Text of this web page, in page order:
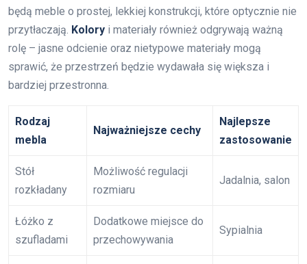
będą meble o prostej, lekkiej konstrukcji, które optycznie nie
przytłaczają. Kolory i materiały również odgrywają ważną
rolę – jasne odcienie oraz nietypowe materiały mogą
sprawić, że przestrzeń będzie wydawała się większa i
bardziej przestronna.
Rodzaj
mebla
Najważniejsze cechy
Najlepsze
zastosowanie
Stół
rozkładany
Możliwość regulacji
rozmiaru
Jadalnia, salon
Łóżko z
szufladami
Dodatkowe miejsce do
przechowywania
Sypialnia